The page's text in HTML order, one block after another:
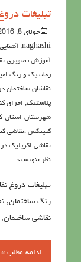
تبلیغات
جولای 8, 2016
naghashi
,
آموزش تصویری
رمانتیک و رنگ
نقاشان ساختمان
پلاستیک, اجرای
شهرستان-استان-
کنیتکس ،نقاشي
نقاشی اکریلیک
نظر بنویسید
تبلیغات دروغ
رنگ ساختمان,
نقاشي
ادامه مطلب »